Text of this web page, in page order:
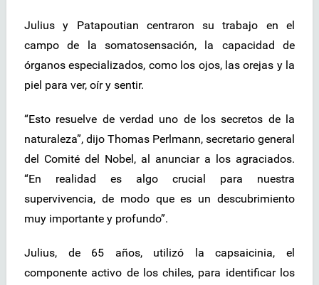
Julius y Patapoutian centraron su trabajo en el
campo de la somatosensación, la capacidad de
órganos especializados, como los ojos, las orejas y la
piel para ver, oír y sentir.
“Esto resuelve de verdad uno de los secretos de la
naturaleza”, dijo Thomas Perlmann, secretario general
del Comité del Nobel, al anunciar a los agraciados.
“En realidad es algo crucial para nuestra
supervivencia, de modo que es un descubrimiento
muy importante y profundo”.
Julius, de 65 años, utilizó la capsaicinia, el
componente activo de los chiles, para identificar los